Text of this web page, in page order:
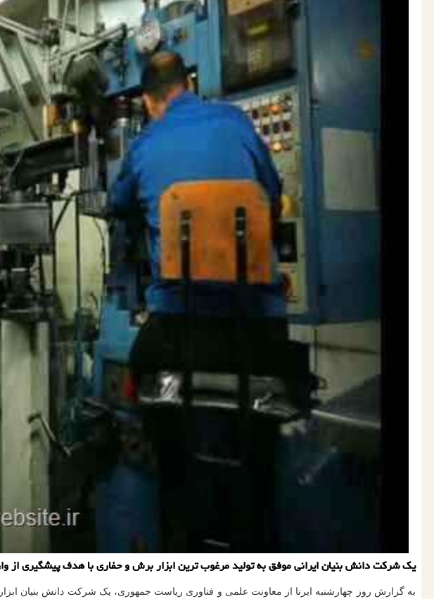
یک شرکت دانش بنیان ایرانی موفق به تولید مرغوب ترین ابزار برش و حفاری با هدف پیشگیری از
به گزارش روز چهارشنبه ایرنا از معاونت علمی و فناوری ریاست جمهوری، یک شرکت دانش بنیان